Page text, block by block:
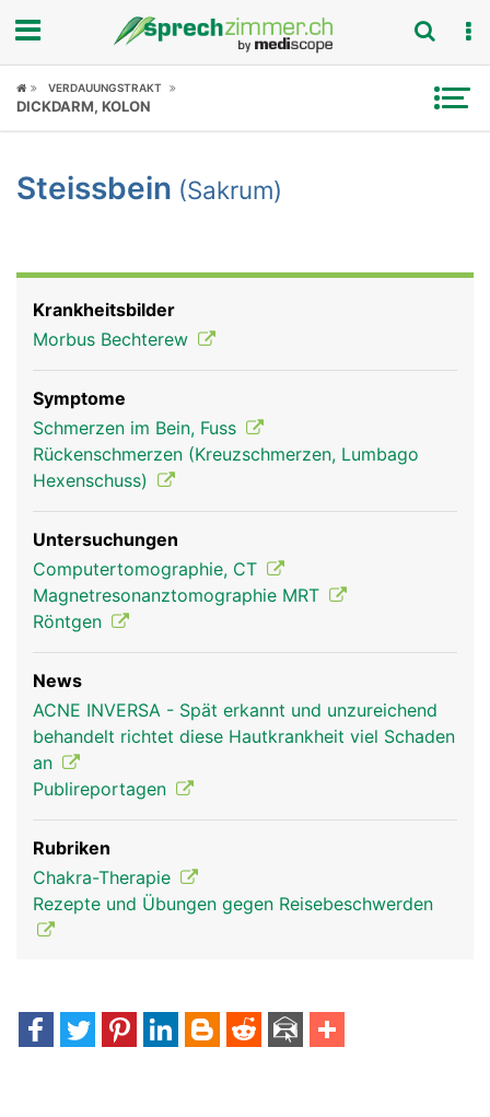
Fokus
Symptome
News
Ratgeber
Rubriken
VERDAUUNGSTRAKT
DICKDARM, KOLON
Steissbein (Sakrum)
Krankheitsbilder
Morbus Bechterew
Symptome
Schmerzen im Bein, Fuss
Rückenschmerzen (Kreuzschmerzen, Lumbago
Hexenschuss)
Untersuchungen
Computertomographie, CT
Magnetresonanztomographie MRT
Röntgen
News
ACNE INVERSA - Spät erkannt und unzureichend
behandelt richtet diese Hautkrankheit viel Schaden
an
Publireportagen
Rubriken
Chakra-Therapie
Rezepte und Übungen gegen Reisebeschwerden